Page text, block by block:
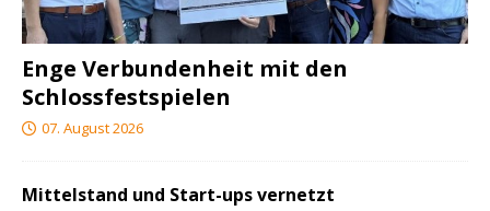
Enge Verbundenheit mit den
Schlossfestspielen
07. August 2026
Mittelstand und Start-ups vernetzt